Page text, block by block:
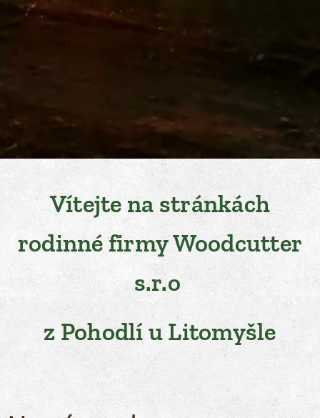
Vítejte na stránkách
rodinné firmy Woodcutter
s.r.o
z Pohodlí u Litomyšle